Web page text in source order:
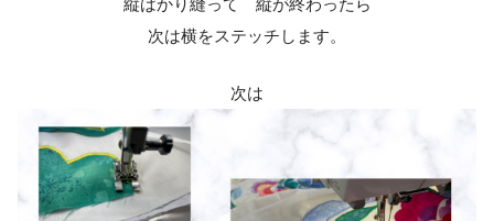
縦ばかり縫って 縦が終わったら
次は横をステッチします。
次は